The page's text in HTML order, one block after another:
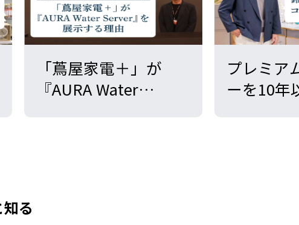
「蔦屋家電＋」が
『AURA Water
プレミア
ーを10年
る